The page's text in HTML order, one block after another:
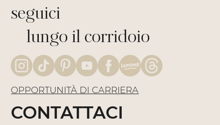
seguici
lungo il corridoio
CONTATTACI
OPPORTUNITÀ DI CARRIERA